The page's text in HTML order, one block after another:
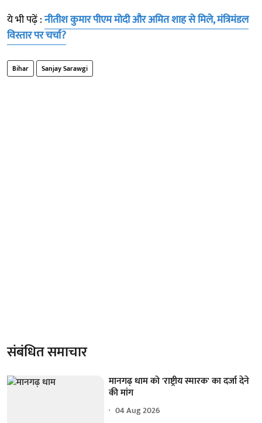
ये भी पढ़ें :नीतीश कुमार पीएम मोदी और अमित शाह से मिले, मंत्रिमंडल
विस्तार पर चर्चा?
Bihar Sanjay Sarawgi
संबंधित समाचार
मानगढ़ धाम को 'राष्ट्रीय स्मारक' का दर्जा देने
की मांग
04 Aug 2026